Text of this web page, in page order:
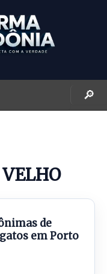
🔎
de
em Porto